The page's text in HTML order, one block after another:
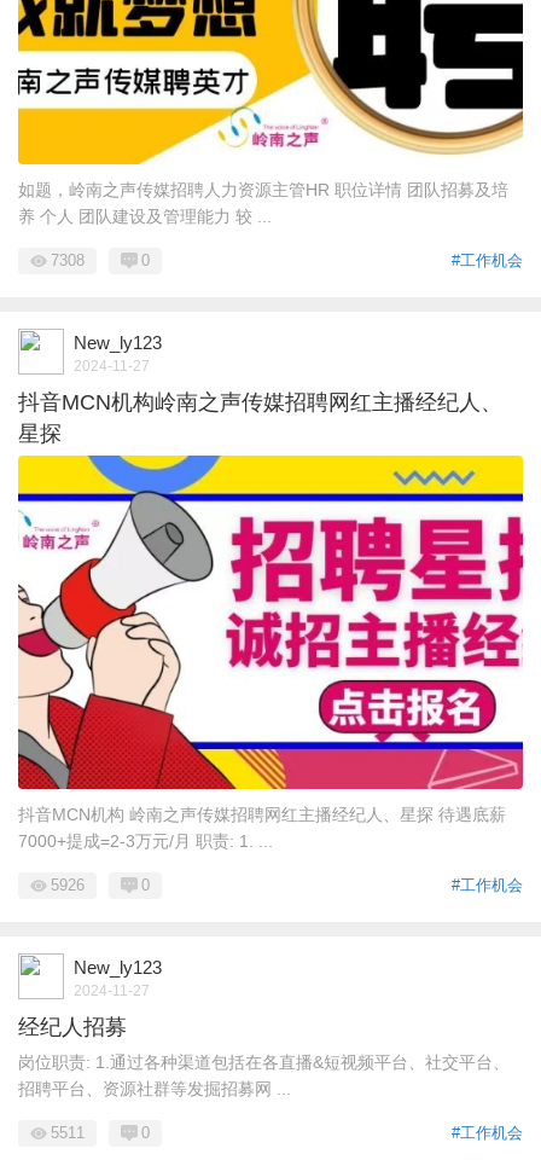
如题，岭南之声传媒招聘人力资源主管HR 职位详情 团队招募及培
养 个人 团队建设及管理能力 较 ...
#工作机会
7308 0
New_ly123
2024-11-27
抖音MCN机构岭南之声传媒招聘网红主播经纪人、
星探
抖音MCN机构 岭南之声传媒招聘网红主播经纪人、星探 待遇底薪
7000+提成=2-3万元/月 职责: 1. ...
#工作机会
5926 0
New_ly123
2024-11-27
经纪人招募
岗位职责: 1.通过各种渠道包括在各直播&短视频平台、社交平台、
招聘平台、资源社群等发掘招募网 ...
#工作机会
5511 0